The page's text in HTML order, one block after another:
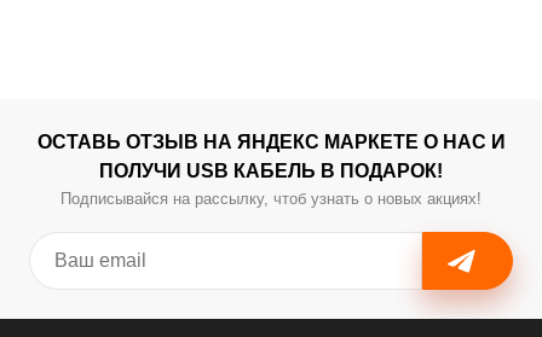
ОСТАВЬ ОТЗЫВ НА ЯНДЕКС МАРКЕТЕ О НАС И
ПОЛУЧИ USB КАБЕЛЬ В ПОДАРОК!
Подписывайся на рассылку, чтоб узнать о новых акциях!